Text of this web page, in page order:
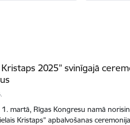
Kristaps 2025” svinīgajā
1. martā, Rīgas Kongresu namā
Kristaps” apbalvošanas